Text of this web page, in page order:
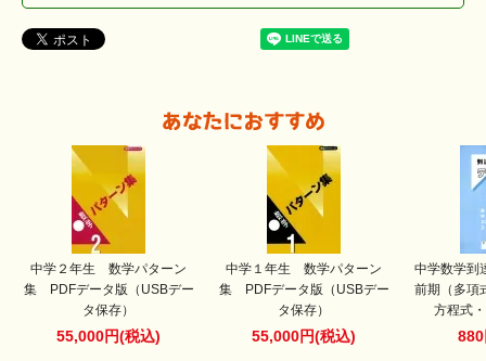
中学２年生 数学パターン
集 PDFデータ版（USBデー
タ保存）
55,000円(税込)
中学１年生 数学パターン
集 PDFデータ版（USBデー
タ保存）
55,000円(税込)
中学数学到
前期（多項
方程式